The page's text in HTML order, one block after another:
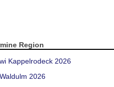
Region
Kappelrodeck 2026
2026